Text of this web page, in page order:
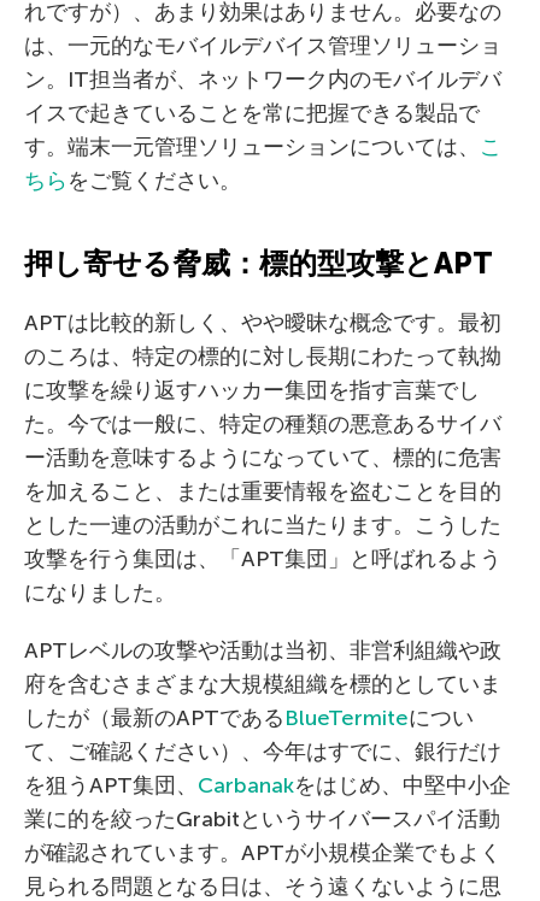
れですが）、あまり効果はありません。必要なの
は、一元的なモバイルデバイス管理ソリューショ
ン。IT担当者が、ネットワーク内のモバイルデバ
イスで起きていることを常に把握できる製品で
す。端末一元管理ソリューションについては、 こ
ちらをご覧ください。
押し寄せる脅威：標的型攻撃とAPT
APTは比較的新しく、やや曖昧な概念です。最初
のころは、特定の標的に対し長期にわたって執拗
に攻撃を繰り返すハッカー集団を指す言葉でし
た。今では一般に、特定の種類の悪意あるサイバ
ー活動を意味するようになっていて、標的に危害
を加えること、または重要情報を盗むことを目的
とした一連の活動がこれに当たります。こうした
攻撃を行う集団は、「APT集団」と呼ばれるよう
になりました。
APTレベルの攻撃や活動は当初、非営利組織や政
府を含むさまざまな大規模組織を標的としていま
したが（最新のAPTであるBlueTermiteについ
て、ご確認ください）、今年はすでに、銀行だけ
を狙うAPT集団、 Carbanakをはじめ、中堅中小企
業に的を絞ったGrabitというサイバースパイ活動
が確認されています。APTが小規模企業でもよく
見られる問題となる日は、そう遠くないように思